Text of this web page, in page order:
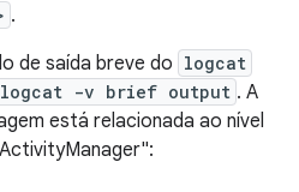
.
de saída breve do logcat
logcat -v brief output . A
está relacionada ao nível